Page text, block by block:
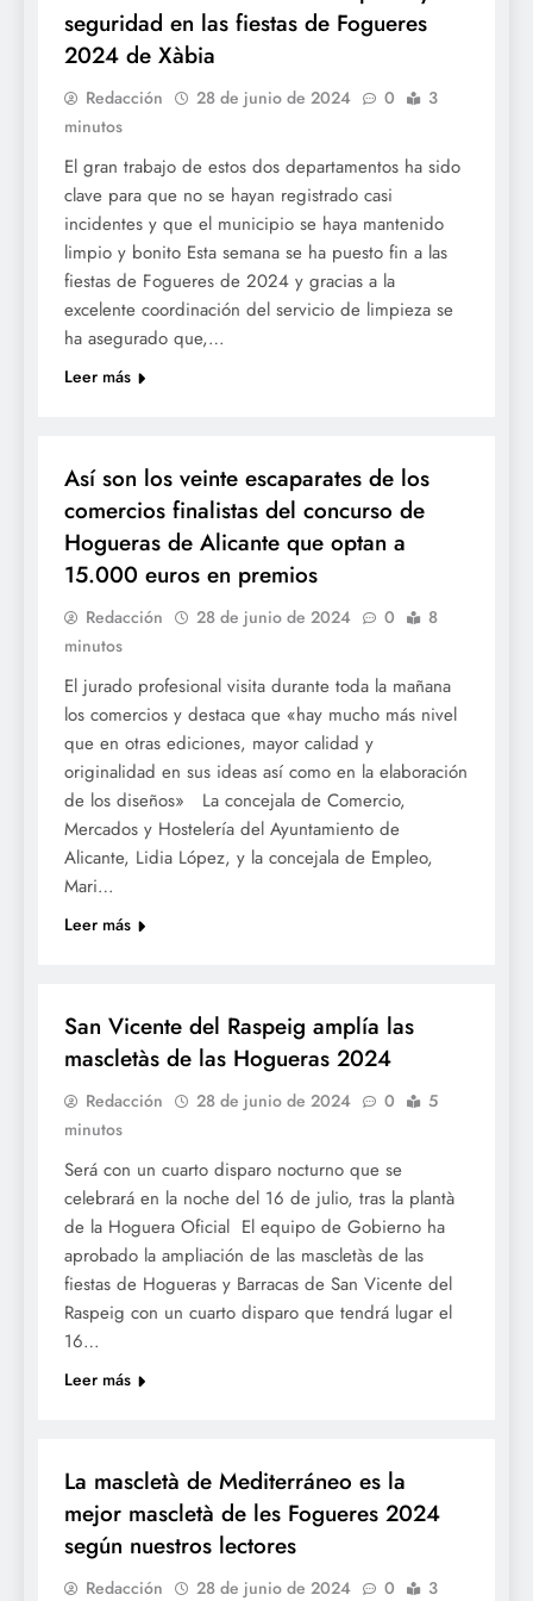
seguridad en las fiestas de Fogueres
2024 de Xàbia
Redacción 28 de junio de 2024 0
3
minutos
El gran trabajo de estos dos departamentos ha sido
clave para que no se hayan registrado casi
incidentes y que el municipio se haya mantenido
limpio y bonito Esta semana se ha puesto fin a las
fiestas de Fogueres de 2024 y gracias a la
excelente coordinación del servicio de limpieza se
ha asegurado que,…
Leer más
Así son los veinte escaparates de los
comercios finalistas del concurso de
Hogueras de Alicante que optan a
15.000 euros en premios
Redacción 28 de junio de 2024 0
8
minutos
El jurado profesional visita durante toda la mañana
los comercios y destaca que «hay mucho más nivel
que en otras ediciones, mayor calidad y
originalidad en sus ideas así como en la elaboración
de los diseños» La concejala de Comercio,
Mercados y Hostelería del Ayuntamiento de
Alicante, Lidia López, y la concejala de Empleo,
Mari…
Leer más
San Vicente del Raspeig amplía las
mascletàs de las Hogueras 2024
Redacción 28 de junio de 2024 0
5
minutos
Será con un cuarto disparo nocturno que se
celebrará en la noche del 16 de julio, tras la plantà
de la Hoguera Oficial El equipo de Gobierno ha
aprobado la ampliación de las mascletàs de las
fiestas de Hogueras y Barracas de San Vicente del
Raspeig con un cuarto disparo que tendrá lugar el
16…
Leer más
La mascletà de Mediterráneo es la
mejor mascletà de les Fogueres 2024
según nuestros lectores
Redacción 28 de junio de 2024 0
3